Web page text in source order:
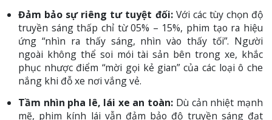
Đảm bảo sự riêng tư tuyệt đối:Với các tùy chọn độ
truyền sáng thấp chỉ từ 05% – 15%, phim tạo ra hiệu
ứng “nhìn ra thấy sáng, nhìn vào thấy tối”. Người
ngoài không thể soi mói tài sản bên trong xe, khắc
phục nhược điểm “mời gọi kẻ gian” của các loại ô che
nắng khi đỗ xe nơi vắng vẻ.
Tầm nhìn pha lê, lái xe an toàn: Dù cản nhiệt mạnh
mẽ, phim kính lái vẫn đảm bảo độ truyền sáng đạt